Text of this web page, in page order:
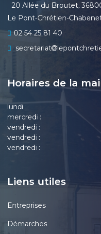
20 Allée du Broutet,
Le Pont-Chrétien-
02 54 25 81 40
secretariat
Horaires de la
lundi :
mercredi :
vendredi :
vendredi :
vendredi :
Liens utiles
Entreprises
Démarches